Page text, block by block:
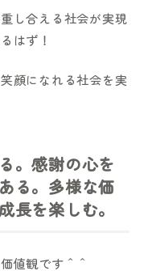
し合える社会が実現
はず！
顔になれる社会を実
。感謝の心を
る。多様な価
長を楽しむ。
値観です＾＾